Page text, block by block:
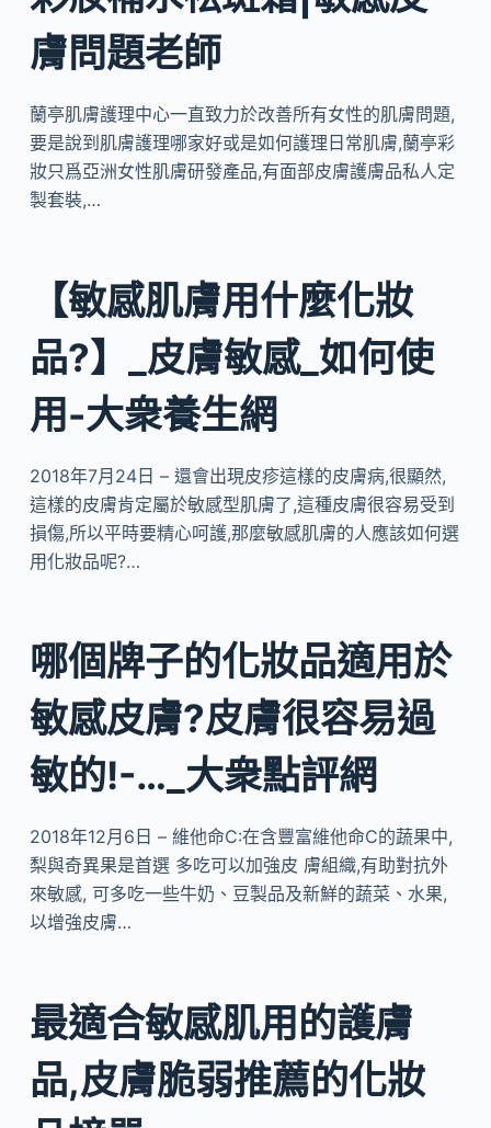
膚問題老師
蘭亭肌膚護理中心一直致力於改善所有女性的肌膚問題,
要是說到肌膚護理哪家好或是如何護理日常肌膚,蘭亭彩
妝只爲亞洲女性肌膚研發產品,有面部皮膚護膚品私人定
製套裝,…
【敏感肌膚用什麼化妝
品?】_皮膚敏感_如何使
用-大衆養生網
2018年7月24日 – 還會出現皮疹這樣的皮膚病,很顯然,
這樣的皮膚肯定屬於敏感型肌膚了,這種皮膚很容易受到
損傷,所以平時要精心呵護,那麼敏感肌膚的人應該如何選
用化妝品呢?…
哪個牌子的化妝品適用於
敏感皮膚?皮膚很容易過
敏的!-…_大衆點評網
2018年12月6日 – 維他命C:在含豐富維他命C的蔬果中,
梨與奇異果是首選 多吃可以加強皮 膚組織,有助對抗外
來敏感, 可多吃一些牛奶、豆製品及新鮮的蔬菜、水果,
以增強皮膚…
最適合敏感肌用的護膚
品,皮膚脆弱推薦的化妝